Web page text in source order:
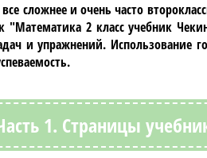
сложнее и очень часто
"Математика 2 класс учебник
и упражнений. Использование
1. Страницы